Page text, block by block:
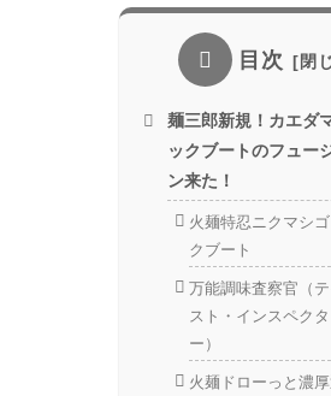
目次
麺三郎新規！カエダ
ックブートのフュー
ン来た！
火麺特忍ニクマシゴ
クブート
万能調味査察官（テ
スト・インスペクタ
ー）
火麺ドローっと濃厚